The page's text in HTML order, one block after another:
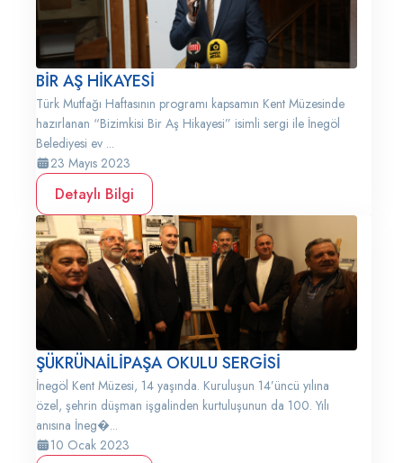
BİR AŞ HİKAYESİ
Türk Mutfağı Haftasının programı kapsamın Kent Müzesinde
hazırlanan “Bizimkisi Bir Aş Hikayesi” isimli sergi ile İnegöl
Belediyesi ev ...
23 Mayıs 2023
Detaylı Bilgi
ŞÜKRÜNAİLİPAŞA OKULU SERGİSİ
İnegöl Kent Müzesi, 14 yaşında. Kuruluşun 14’üncü yılına
özel, şehrin düşman işgalinden kurtuluşunun da 100. Yılı
anısına İneg�...
10 Ocak 2023